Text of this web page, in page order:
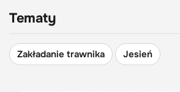
Tematy
Zakładanie trawnika Jesień